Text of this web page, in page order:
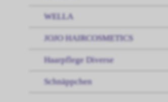
WELLA
JOJO HAIRCOSMETICS
Haarpflege Diverse
Schnäppchen